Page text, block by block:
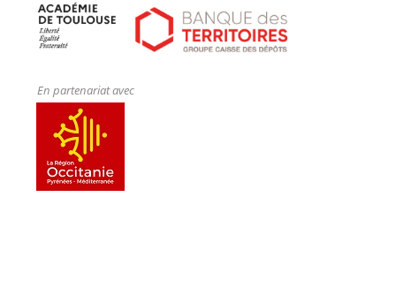
En partenariat avec